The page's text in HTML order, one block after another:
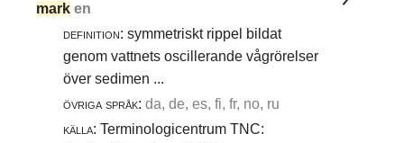
mark en
definition: symmetriskt rippel bildat
genom vattnets oscillerande vågrörelser
över sedimen ...
övriga språk: da, de, es, fi, fr, no, ru
källa: Terminologicentrum TNC: